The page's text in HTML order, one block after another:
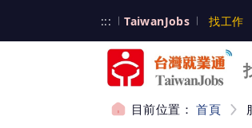
::: TaiwanJobs 台
找工作
目前位置：首頁